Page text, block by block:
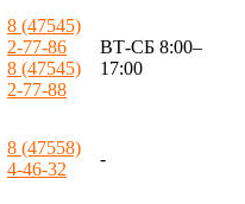
8 (47545)
2-77-86
8 (47545)
2-77-88
ВТ-СБ 8:00–
17:00
8 (47558)
4-46-32
-